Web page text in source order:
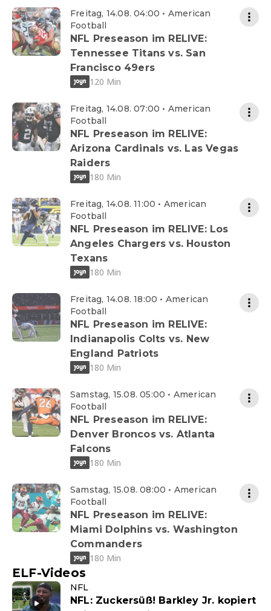
Freitag, 14.08. 04:00 • American
Football
NFL Preseason im RELIVE:
Tennessee Titans vs. San
Francisco 49ers
120 Min
Freitag, 14.08. 07:00 • American
Football
NFL Preseason im RELIVE:
Arizona Cardinals vs. Las Vegas
Raiders
180 Min
Freitag, 14.08. 11:00 • American
Football
NFL Preseason im RELIVE: Los
Angeles Chargers vs. Houston
Texans
180 Min
Freitag, 14.08. 18:00 • American
Football
NFL Preseason im RELIVE:
Indianapolis Colts vs. New
England Patriots
180 Min
Samstag, 15.08. 05:00 • American
Football
NFL Preseason im RELIVE:
Denver Broncos vs. Atlanta
Falcons
180 Min
Samstag, 15.08. 08:00 • American
Football
NFL Preseason im RELIVE:
Miami Dolphins vs. Washington
Commanders
180 Min
ELF-Videos
NFL
NFL: Zuckersüß! Barkley Jr. kopiert